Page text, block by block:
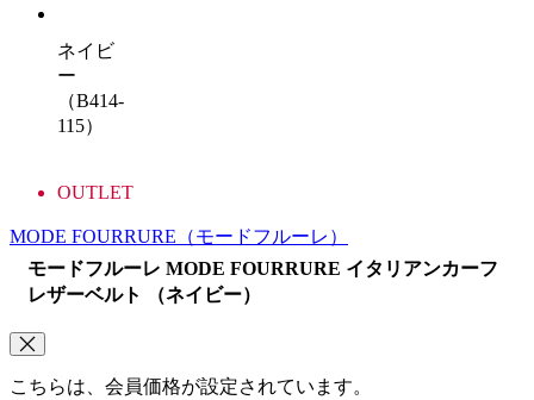
ネイビ
ー
（B414-
115）
OUTLET
MODE FOURRURE （モードフルーレ）
モードフルーレ MODE FOURRURE イタリアンカーフ
レザーベルト （ネイビー）
こちらは、会員価格が設定されています。